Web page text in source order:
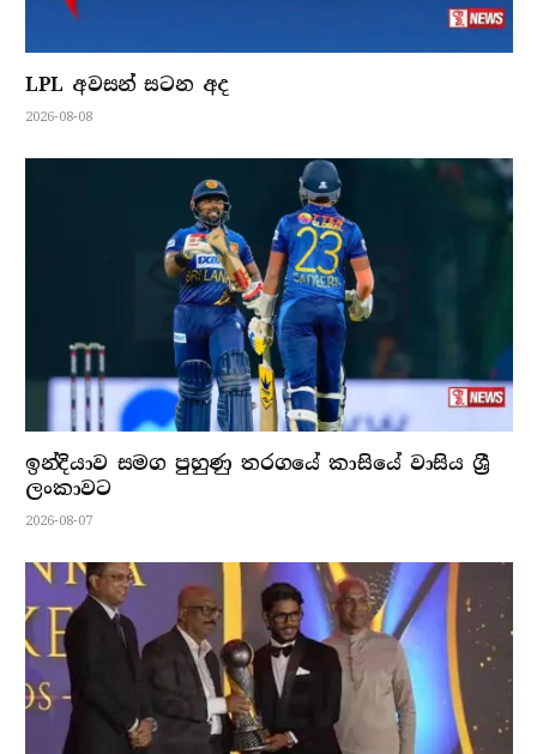
LPL අවසන් සටන අද
2026-08-08
ඉන්දියාව සමග පුහුණු තරගයේ කාසියේ වාසිය ශ්‍රී
ලංකාවට
2026-08-07